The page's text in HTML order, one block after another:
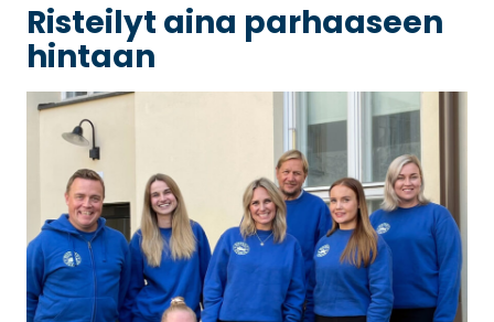
Risteilyt aina parhaaseen
hintaan